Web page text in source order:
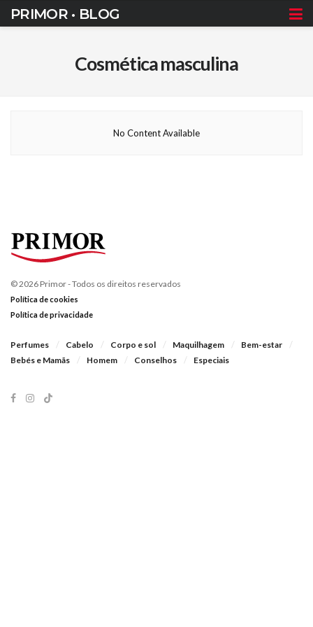
PRIMOR • BLOG
Cosmética masculina
No Content Available
© 2026 Primor - Todos os direitos reservados
Política de cookies
Política de privacidade
Perfumes Cabelo Corpo e sol Maquilhagem
Bem-estar
Bebés e Mamãs
Homem Conselhos Especiais
Segue-nos